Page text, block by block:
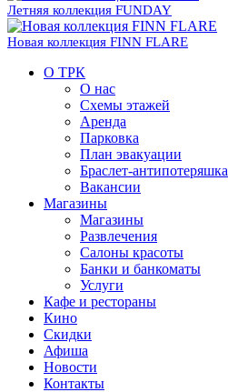
Летняя коллекция FUNDAY
Новая коллекция FINN FLARE
О ТРК
О нас
Схемы этажей
Аренда
Парковка
План эвакуации
Браслет-антипотеряшка
Вакансии
Магазины
Магазины
Развлечения
Салоны красоты
Банки и банкоматы
Услуги
Кафе и рестораны
Кино
Скидки
Афиша
Новости
Контакты